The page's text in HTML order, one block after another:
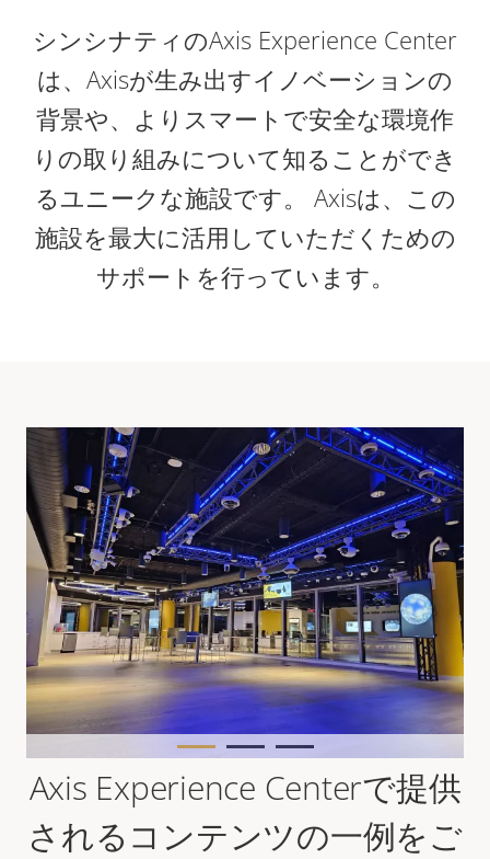
シンシナティのAxis Experience Center
は、Axisが生み出すイノベーションの
背景や、よりスマートで安全な環境作
りの取り組みについて知ることができ
るユニークな施設です。 Axisは、この
施設を最大に活用していただくための
サポートを行っています。
Axis Experience Centerで提供
されるコンテンツの一例をご